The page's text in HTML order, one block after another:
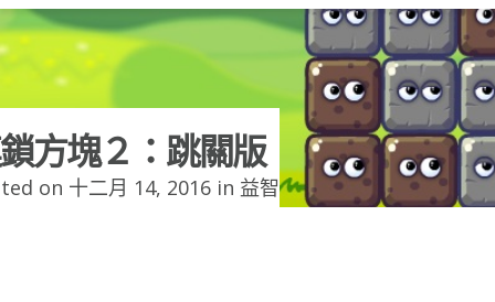
方塊２：跳關版
on 十二月 14, 2016 in 益智